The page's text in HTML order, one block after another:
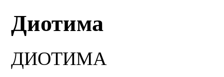
Диотима
ДИОТИМА